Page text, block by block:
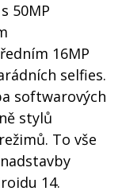
50MP
16MP
selfies.
softwarových
stylů
To vše
14.